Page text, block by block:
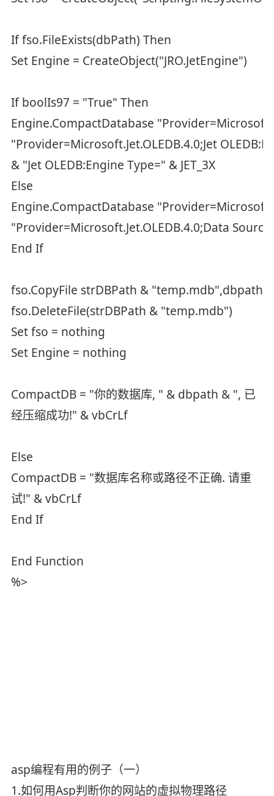
If fso.FileExists(dbPath) Then
Set Engine = CreateObject("JRO.JetEngine")
If boolIs97 = "True" Then
Engine.CompactDatabase
"Provider=Microsoft.Jet.OLEDB.4.0;Jet
& "Jet OLEDB:Engine Type=" & JET_3X
Else
Engine.CompactDatabase
"Provider=Microsoft.Jet.OLEDB.4.0;Data
End If
fso.CopyFile strDBPath & "temp.mdb",dbpath
fso.DeleteFile(strDBPath & "temp.mdb")
Set fso = nothing
Set Engine = nothing
CompactDB = "你的数据库, " & dbpath & ", 已
经压缩成功!" & vbCrLf
Else
CompactDB = "数据库名称或路径不正确. 请重
试!" & vbCrLf
End If
End Function
%>
asp编程有用的例子（一）
1.如何用Asp判断你的网站的虚拟物理路径